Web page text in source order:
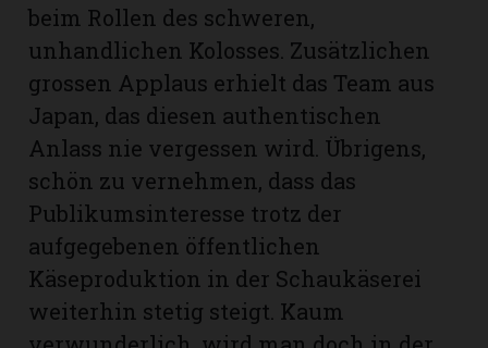
beim Rollen des schweren,
unhandlichen Kolosses. Zusätzlichen
grossen Applaus erhielt das Team aus
Japan, das diesen authentischen
Anlass nie vergessen wird. Übrigens,
schön zu vernehmen, dass das
Publikumsinteresse trotz der
aufgegebenen öffentlichen
Käseproduktion in der Schaukäserei
weiterhin stetig steigt. Kaum